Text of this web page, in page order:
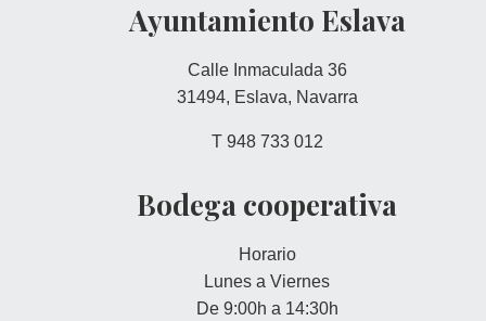
Ayuntamiento Eslava
Calle Inmaculada 36
31494, Eslava, Navarra
T 948 733 012
Bodega cooperativa
Horario
Lunes a Viernes
De 9:00h a 14:30h